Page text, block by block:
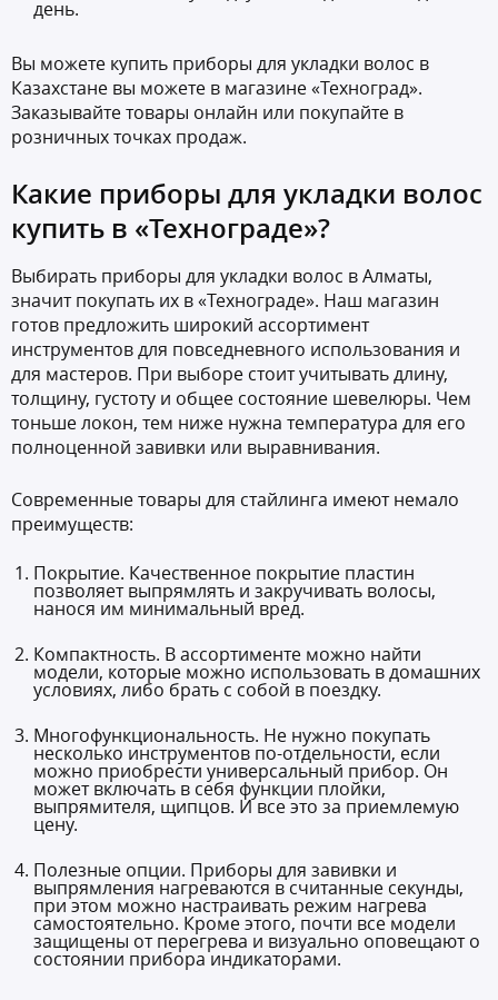
день.
Вы можете купить приборы для укладки волос в
Казахстане вы можете в магазине «Техноград».
Заказывайте товары онлайн или покупайте в
розничных точках продаж.
Какие приборы для укладки волос
купить в «Технограде»?
Выбирать приборы для укладки волос в Алматы,
значит покупать их в «Технограде». Наш магазин
готов предложить широкий ассортимент
инструментов для повседневного использования и
для мастеров. При выборе стоит учитывать длину,
толщину, густоту и общее состояние шевелюры. Чем
тоньше локон, тем ниже нужна температура для его
полноценной завивки или выравнивания.
Современные товары для стайлинга имеют немало
преимуществ:
Покрытие. Качественное покрытие пластин
позволяет выпрямлять и закручивать волосы,
нанося им минимальный вред.
Компактность. В ассортименте можно найти
модели, которые можно использовать в домашних
условиях, либо брать с собой в поездку.
Многофункциональность. Не нужно покупать
несколько инструментов по-отдельности, если
можно приобрести универсальный прибор. Он
может включать в себя функции плойки,
выпрямителя, щипцов. И все это за приемлемую
цену.
Полезные опции. Приборы для завивки и
выпрямления нагреваются в считанные секунды,
при этом можно настраивать режим нагрева
самостоятельно. Кроме этого, почти все модели
защищены от перегрева и визуально оповещают о
состоянии прибора индикаторами.